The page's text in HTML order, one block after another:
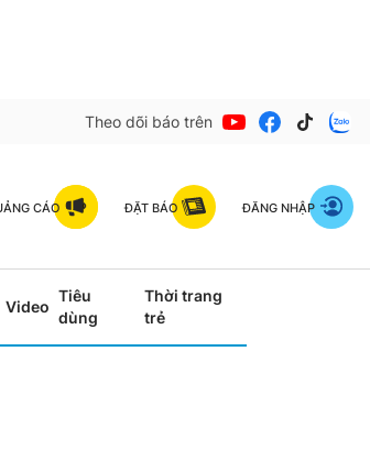
Theo dõi báo trên
CÁO ĐẶT BÁO ĐĂNG NHẬP
Video
Tiêu
dùng
Thời trang
trẻ